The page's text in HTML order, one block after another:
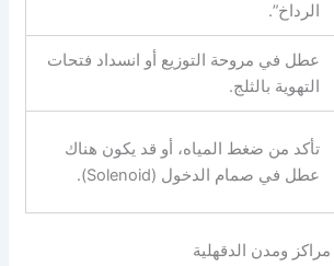
الرداخ”.
عطل في مروحة التوزيع أو انسداد فتحات
التهوية بالثلج.
تأكد من ضغط المياه، أو قد يكون هناك
عطل في صمام الدخول (Solenoid).
ومدن الدقهلية